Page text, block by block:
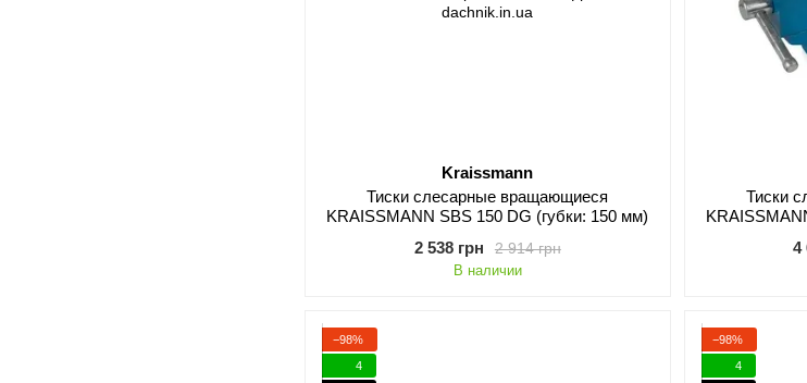
Kraissmann
Тиски слесарные вращающиеся
KRAISSMANN SBS 150 DG (губки: 150 мм)
2 914 грн
2 538 грн
В наличии
Тиски
4
−98%
4
−98%
4